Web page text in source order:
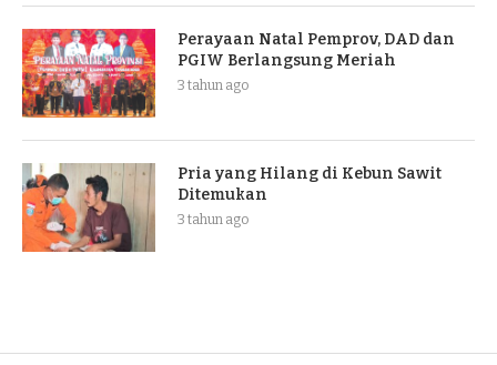
Perayaan Natal Pemprov, DAD dan
PGIW Berlangsung Meriah
3 tahun ago
Pria yang Hilang di Kebun Sawit
Ditemukan
3 tahun ago